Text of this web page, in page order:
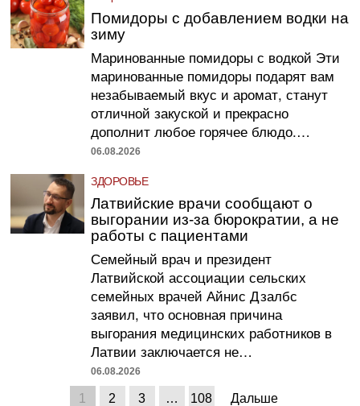
Помидоры с добавлением водки на
зиму
Маринованные помидоры с водкой Эти
маринованные помидоры подарят вам
незабываемый вкус и аромат, станут
отличной закуской и прекрасно
дополнит любое горячее блюдо.…
06.08.2026
ЗДОРОВЬЕ
Латвийские врачи сообщают о
выгорании из-за бюрократии, а не
работы с пациентами
Семейный врач и президент
Латвийской ассоциации сельских
семейных врачей Айнис Дзалбс
заявил, что основная причина
выгорания медицинских работников в
Латвии заключается не…
06.08.2026
1 2 3 … 108 Дальше